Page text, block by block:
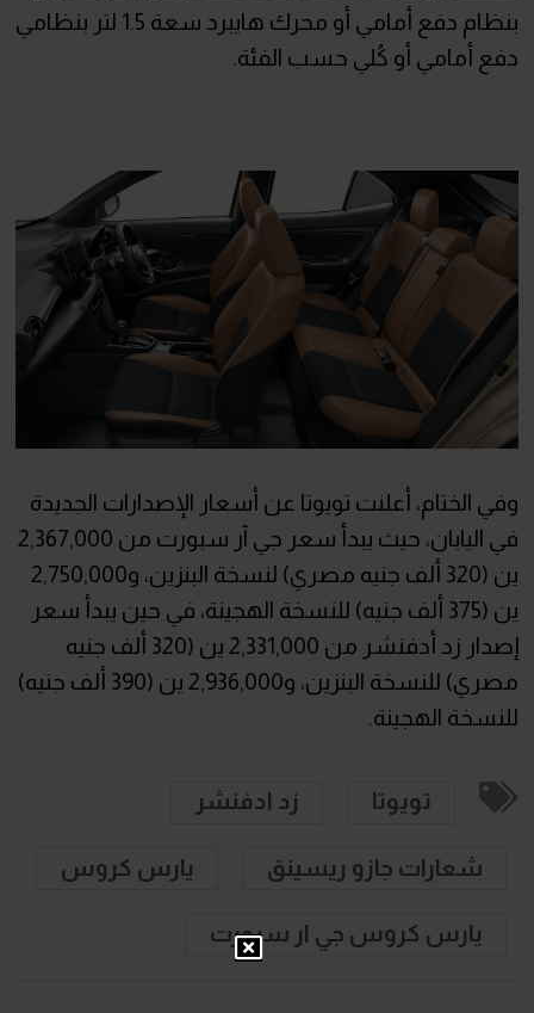
بنظام دفع أمامي أو محرك هايبرد سعة 1.5 لتر بنظامي
دفع أمامي أو كُلي حسب الفئة.
وفي الختام، أعلنت تويوتا عن أسعار الإصدارات الجديدة
في اليابان، حيث يبدأ سعر جي آر سبورت من 2,367,000
ين (320 ألف جنيه مصري) لنسخة البنزين، و2,750,000
ين (375 ألف جنيه) للنسخة الهجينة، في حين يبدأ سعر
إصدار زد أدفنشر من 2,331,000 ين (320 ألف جنيه
مصري) للنسخة البنزين، و2,936,000 ين (390 ألف جنيه)
للنسخة الهجينة.
تويوتا زد ادفنشر
شعارات جازو ريسينق يارس كروس
يارس كروس جي ار سبورت